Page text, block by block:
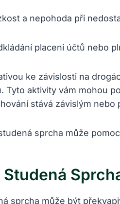
a nepohoda při
placení účtů nebo
ke závislosti na
Tyto aktivity vám mohou
stává závislým
Studená
sprcha může být